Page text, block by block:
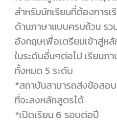
สำหรับนักเรียนที่ต้องการ
ด้านภาษาแบบครบถ้วน รว
อังกฤษเพื่อเตรียมเข้าสู่ห
ในระดับอื่นๆต่อไป เรียนภ
ทั้งหมด 5 ระดับ
*สถาบันสามารถส่งข้อสอ
ที่จะลงหลักสูตรได้
*เปิดเรียน 6 รอบต่อปี